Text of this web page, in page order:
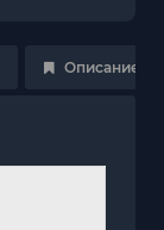
Описание